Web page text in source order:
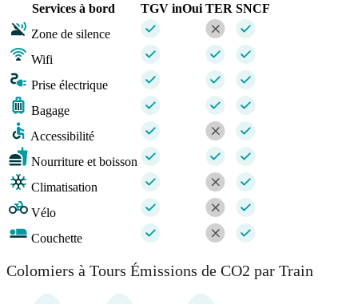
Services à bord
TGV inOui TER SNCF
Zone de silence
Wifi
Prise électrique
Bagage
Accessibilité
Nourriture et boisson
Climatisation
Vélo
Couchette
Colomiers à Tours Émissions de CO2 par Train